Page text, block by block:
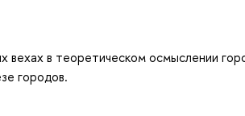
вехах в теоретическом осмыслении
городов.